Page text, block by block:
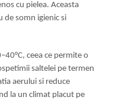
cu pielea. Aceasta
de somn igienic si
ceea ce permite o
saltelei pe termen
aerului si reduce
la un climat placut pe